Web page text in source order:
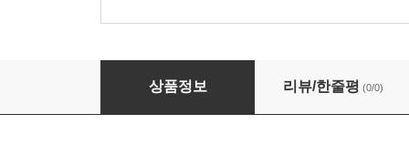
[수키도키] 한달버티기 스티커 올인원팩
상품정보 리뷰/한줄평 (0/0)